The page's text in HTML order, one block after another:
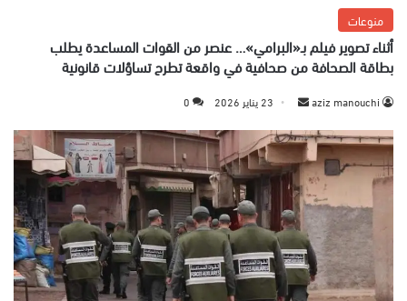
منوعات
أثناء تصوير فيلم بـ«البرامي»… عنصر من القوات المساعدة يطلب
بطاقة الصحافة من صحافية في واقعة تطرح تساؤلات قانونية
aziz manouchi
س
ل
ب
ر
ي
د
ا
23 يناير 2026 0